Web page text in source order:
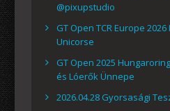
@pixupstudio
GT Open TCR Europe
Unicorse
GT Open 2025
és Lóerők Ünnepe
2026.04.28 Gyorsasági